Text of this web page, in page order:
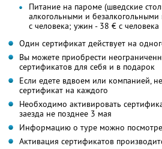
Питание на пароме (шведские
алкогольными и безалкогольными
с человека; ужин - 38 € с человека
Один сертификат действует на
Вы можете приобрести
сертификатов для себя и в подарок
Если едете вдвоем или компанией,
сертификат на каждого
Необходимо активировать
заезда не позднее 3 мая
Информацию о туре можно
Активация сертификатов